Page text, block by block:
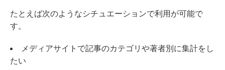
たとえば次のようなシチュエーションで利用が可能で
す。
メディアサイトで記事のカテゴリや著者別に集計をし
たい